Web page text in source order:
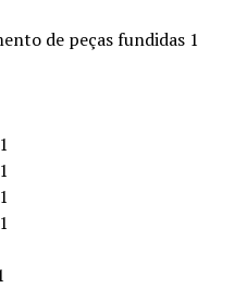
de peças fundidas 1